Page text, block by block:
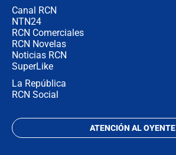
Canal RCN
NTN24
RCN Comerciales
RCN Novelas
Noticias RCN
SuperLike
La República
RCN Social
ATENCIÓN AL OYENTE